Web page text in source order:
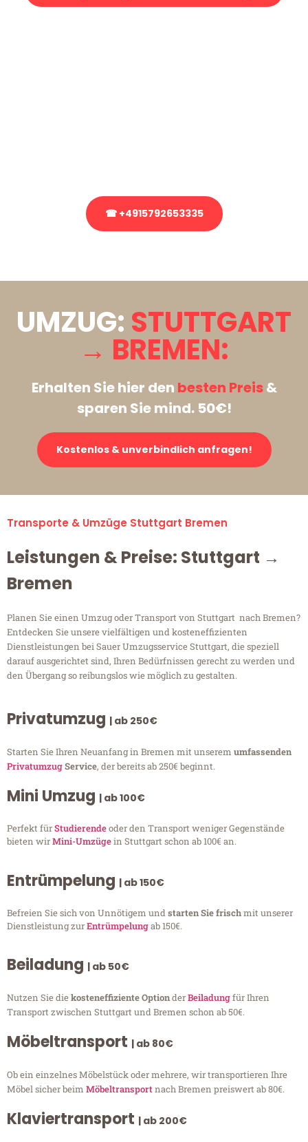
☎ +4915792653335
UMZUG: STUTTGART
→ BREMEN:
Erhalten Sie hier den besten Preis&
sparen Sie mind. 50€!
Kostenlos & unverbindlich anfragen!
Transporte & Umzüge Stuttgart Bremen
Leistungen & Preise: Stuttgart →
Bremen
Planen Sie einen Umzug oder Transport von Stuttgart nach Bremen?
Entdecken Sie unsere vielfältigen und kosteneffizienten
Dienstleistungen bei Sauer Umzugsservice Stuttgart, die speziell
darauf ausgerichtet sind, Ihren Bedürfnissen gerecht zu werden und
den Übergang so reibungslos wie möglich zu gestalten.
Privatumzug | ab 250€
Starten Sie Ihren Neuanfang in Bremen mit unserem umfassenden
PrivatumzugService, der bereits ab 250€ beginnt.
Mini Umzug | ab 100€
Perfekt fürStudierendeoder den Transport weniger Gegenstände
bieten wirMini-Umzügein Stuttgart schon ab 100€ an.
Entrümpelung | ab 150€
Befreien Sie sich von Unnötigem undstarten Sie frischmit unserer
Dienstleistung zurEntrümpelungab 150€.
Beiladung | ab 50€
Nutzen Sie diekosteneffiziente OptionderBeiladungfür Ihren
Transport zwischen Stuttgart und Bremen schon ab 50€.
Möbeltransport | ab 80€
Ob ein einzelnes Möbelstück oder mehrere, wir transportieren Ihre
Möbel sicher beim Möbeltransportnach Bremen preiswert ab 80€.
Klaviertransport | ab 200€